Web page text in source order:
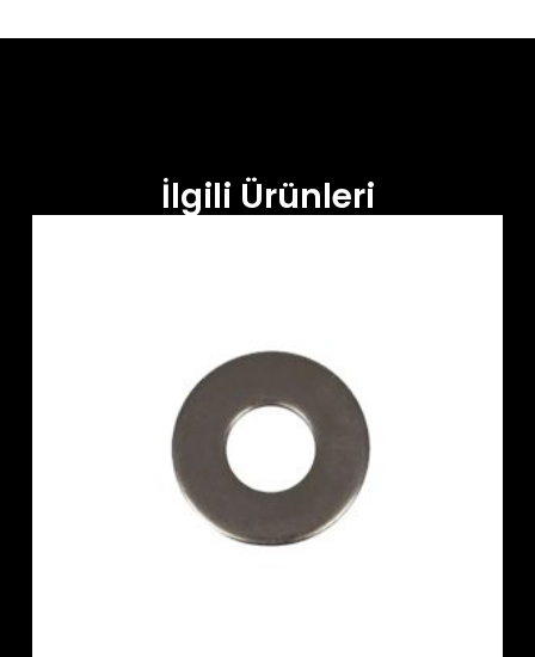
İlgili Ürünleri